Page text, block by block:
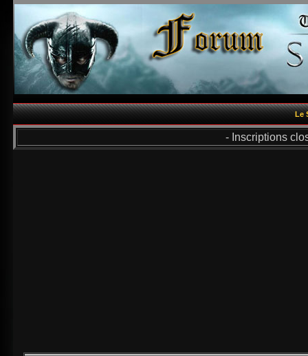
Le
- Inscriptions